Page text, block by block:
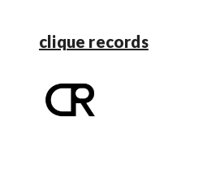
clique records